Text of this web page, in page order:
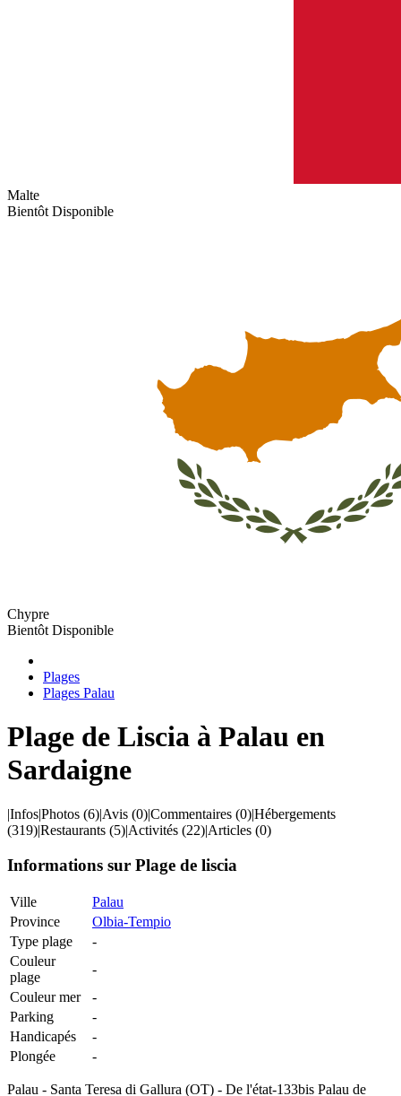
Malte
Bientôt Disponible
Chypre
Bientôt Disponible
Plages
Plages Palau
Plage de Liscia à Palau en
Sardaigne
|Infos|Photos (6)|Avis (0)|Commentaires (0)|Hébergements
(319)|Restaurants (5)|Activités (22)|Articles (0)
Informations sur Plage de liscia
Ville
Palau
Province
Olbia-Tempio
Type plage
-
Couleur
plage
-
Couleur mer
-
Parking
-
Handicapés
-
Plongée
-
Palau - Santa Teresa di Gallura (OT) - De l'état-133bis Palau de